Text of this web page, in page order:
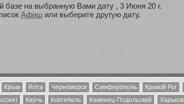
базе на выбранную Вами дату , 3 Июня 20 г.
Афиш или выберите другую дату.
Крым Ялта Черноморск Симферополь Кривой Рог
Керчь Коктебель Каменец-Подольский Харьков